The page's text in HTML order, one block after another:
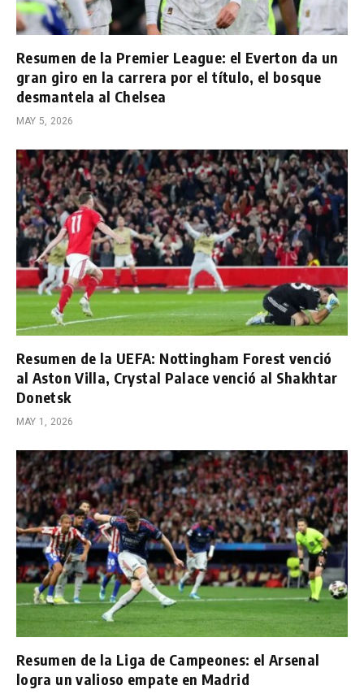
Resumen de la Premier League: el Everton da un
gran giro en la carrera por el título, el bosque
desmantela al Chelsea
MAY 5, 2026
Resumen de la UEFA: Nottingham Forest venció
al Aston Villa, Crystal Palace venció al Shakhtar
Donetsk
MAY 1, 2026
Resumen de la Liga de Campeones: el Arsenal
logra un valioso empate en Madrid